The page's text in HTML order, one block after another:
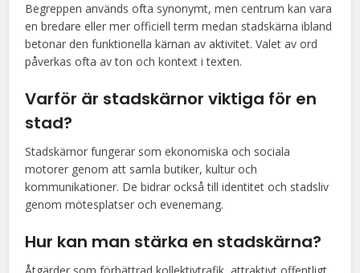
Begreppen används ofta synonymt, men centrum kan vara
en bredare eller mer officiell term medan stadskärna ibland
betonar den funktionella kärnan av aktivitet. Valet av ord
påverkas ofta av ton och kontext i texten.
Varför är stadskärnor viktiga för en
stad?
Stadskärnor fungerar som ekonomiska och sociala
motorer genom att samla butiker, kultur och
kommunikationer. De bidrar också till identitet och stadsliv
genom mötesplatser och evenemang.
Hur kan man stärka en stadskärna?